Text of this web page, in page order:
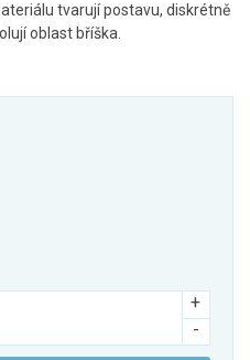
tvarují postavu, diskrétně
oblast bříška.